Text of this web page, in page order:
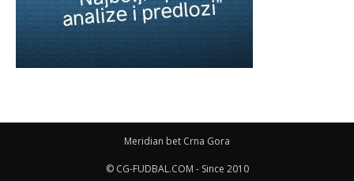
Meridian bet Crna Gora
© CG-FUDBAL.COM - Since 2010